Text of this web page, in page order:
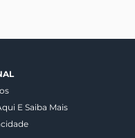
E Saiba Mais